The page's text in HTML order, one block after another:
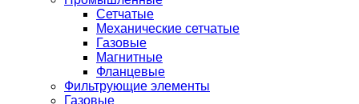
Сетчатые
Механические сетчатые
Газовые
Магнитные
Фланцевые
Фильтрующие элементы
Газовые